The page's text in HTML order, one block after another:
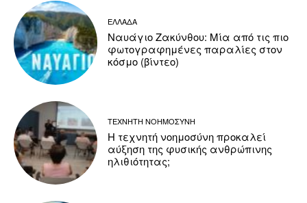
ΕΛΛΑΔΑ
Ναυάγιο Ζακύνθου: Μία από τις πιο
φωτογραφημένες παραλίες στον
κόσμο (βίντεο)
ΤΕΧΝΗΤΗ ΝΟΗΜΟΣΥΝΗ
Η τεχνητή νοημοσύνη προκαλεί
αύξηση της φυσικής ανθρώπινης
ηλιθιότητας;